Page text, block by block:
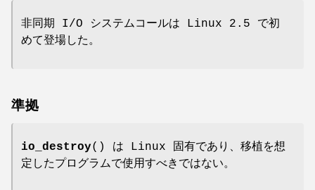
非同期 I/O システムコールは Linux 2.5 で初
めて登場した。
準拠
io_destroy() は Linux 固有であり、移植を想
定したプログラムで使用すべきではない。